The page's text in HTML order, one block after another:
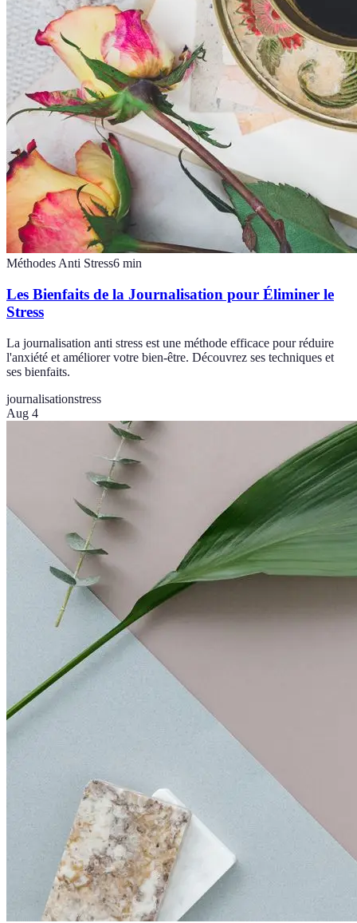
Méthodes Anti Stress6 min
Les Bienfaits de la Journalisation pour Éliminer le
Stress
La journalisation anti stress est une méthode efficace pour réduire
l'anxiété et améliorer votre bien-être. Découvrez ses techniques et
ses bienfaits.
journalisationstress
Aug 4